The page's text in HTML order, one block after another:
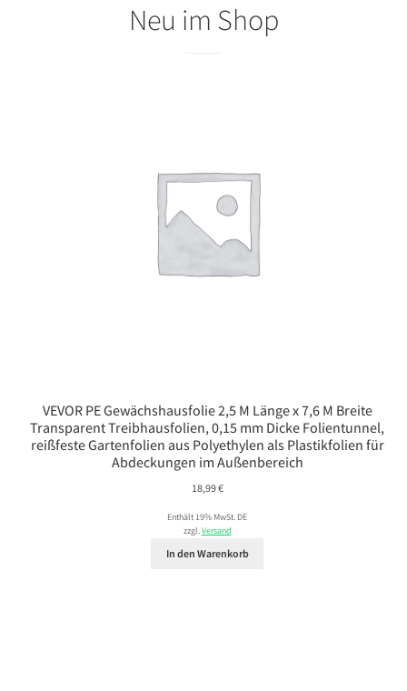
Neu im Shop
VEVOR PE Gewächshausfolie 2,5 M Länge x 7,6 M Breite
Transparent Treibhausfolien, 0,15 mm Dicke Folientunnel,
reißfeste Gartenfolien aus Polyethylen als Plastikfolien für
Abdeckungen im Außenbereich
18,99€
Enthält 19% MwSt. DE
zzgl.Versand
In den Warenkorb